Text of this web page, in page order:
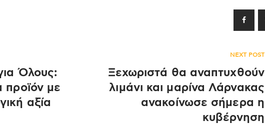
Όλους:
προϊόν με
αξία
NEXT POST
Ξεχωριστά θα αναπτυχθούν
λιμάνι και μαρίνα Λάρνακας
ανακοίνωσε σήμερα η
κυβέρνηση